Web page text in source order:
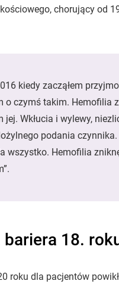
chorujący od
kiedy zacząłem
o czymś takim. Hemofilia
jej. Wkłucia i wylewy,
podania
wszystko. Hemofilia
18.
roku dla pacjentów